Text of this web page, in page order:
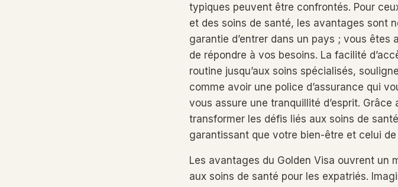
typiques peuvent être confrontés. Pour
et des soins de santé, les avantages sont
garantie d’entrer dans un pays ; vous
de répondre à vos besoins. La facilité
routine jusqu’aux soins spécialisés,
comme avoir une police d’assurance qui
vous assure une tranquillité d’esprit.
transformer les défis liés aux soins de
garantissant que votre bien-être et celui
Les avantages du Golden Visa ouvrent un
aux soins de santé pour les expatriés.